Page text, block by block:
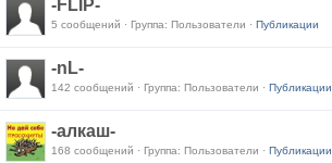
-FLIP-
5 сообщений · Группа: Пользователи · Публикации
-nL-
142 сообщений · Группа: Пользователи · Публикации
-алкаш-
168 сообщений · Группа: Пользователи · Публикации